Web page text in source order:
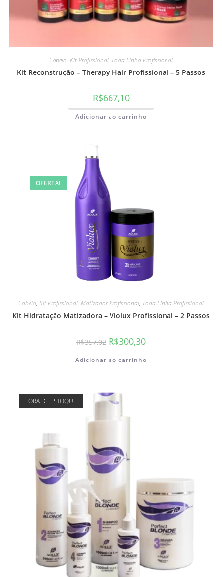
Cabelo, Kit Profissional, Toda Linha Profissional
Kit Reconstrução – Therapy Hair Profissional – 5 Passos
R$667,10
Adicionar ao carrinho
OFERTA!
Cabelo, Kit Profissional, Matizador Profissional, Toda Linha Profissional
Kit Hidratação Matizadora – Violux Profissional – 2 Passos
R$357,02 R$300,30
Adicionar ao carrinho
FORA DE ESTOQUE